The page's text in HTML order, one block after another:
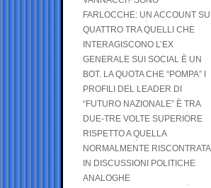
FARLOCCHE: UN ACCOUNT SU
QUATTRO TRA QUELLI CHE
INTERAGISCONO L’EX
GENERALE SUI SOCIAL È UN
BOT. LA QUOTA CHE “POMPA” I
PROFILI DEL LEADER DI
“FUTURO NAZIONALE” È TRA
DUE-TRE VOLTE SUPERIORE
RISPETTO A QUELLA
NORMALMENTE RISCONTRATA
IN DISCUSSIONI POLITICHE
ANALOGHE